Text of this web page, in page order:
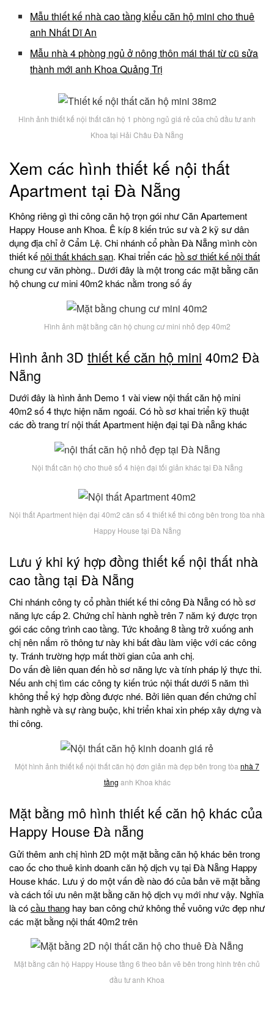
Mẫu thiết kế nhà cao tầng kiểu căn hộ mini cho thuê
anh Nhất Dĩ An
Mẫu nhà 4 phòng ngủ ở nông thôn mái thái từ cũ sửa
thành mới anh Khoa Quảng Trị
Hình ảnh thiết kế nội thất căn hộ 1 phòng ngủ giá rẻ của chủ đầu tư anh
Khoa tại Hải Châu Đà Nẵng
Xem các hình thiết kế nội thất
Apartment tại Đà Nẵng
Không riêng gì thi công căn hộ trọn gói như Căn Apartement
Happy House anh Khoa. Ê kíp 8 kiến trúc sư và 2 kỹ sư dân
dụng địa chỉ ở Cẩm Lệ. Chi nhánh cổ phần Đà Nẵng mình còn
thiết kế nội thất khách sạn. Khai triển các hồ sơ thiết kế nội thất
chung cư văn phòng.. Dưới đây là một trong các mặt bằng căn
hộ chung cư mini 40m2 khác nằm trong số ấy
Hình ảnh mặt bằng căn hộ chung cư mini nhỏ đẹp 40m2
Hình ảnh 3D thiết kế căn hộ mini 40m2 Đà
Nẵng
Dưới đây là hình ảnh Demo 1 vài view nội thất căn hộ mini
40m2 số 4 thực hiện năm ngoái. Có hồ sơ khai triển kỹ thuật
các đồ trang trí nội thất Apartment hiện đại tại Đà nẵng khác
Nội thất căn hộ cho thuê số 4 hiện đại tối giản khác tại Đà Nẵng
Nội thất Apartment hiện đại 40m2 căn số 4 thiết kế thi công bên trong tòa nhà
Happy House tại Đà Nẵng
Lưu ý khi ký hợp đồng thiết kế nội thất nhà
cao tầng tại Đà Nẵng
Chi nhánh công ty cổ phần thiết kế thi công Đà Nẵng có hồ sơ
năng lực cấp 2. Chứng chỉ hành nghề trên 7 năm ký được trọn
gói các công trình cao tầng. Tức khoảng 8 tầng trở xuống anh
chị nên nắm rõ thông tư này khi bất đầu làm việc với các công
ty. Tránh trường hợp mất thời gian của anh chị.
Do vấn đề liên quan đến hồ sơ năng lực và tính pháp lý thực thi.
Nếu anh chị tìm các công ty kiến trúc nội thất dưới 5 năm thì
không thể ký hợp đồng được nhé. Bởi liên quan đến chứng chỉ
hành nghề và sự ràng buộc, khi triển khai xin phép xây dựng và
thi công.
Một hình ảnh thiết kế nội thất căn hộ đơn giản mà đẹp bên trong tòa nhà 7
tầng anh Khoa khác
Mặt bằng mô hình thiết kế căn hộ khác của
Happy House Đà nẵng
Gửi thêm anh chị hình 2D một mặt bằng căn hộ khác bên trong
cao ốc cho thuê kinh doanh căn hộ dịch vụ tại Đà Nẵng Happy
House khác. Lưu ý do một vấn đề nào đó của bản vẽ mặt bằng
và cách tối ưu nên mặt bằng căn hộ dịch vụ mới như vậy. Nghĩa
là cócầu thang hay ban công chứ không thể vuông vức đẹp như
các mặt bằng nội thất 40m2 trên
Mặt bằng căn hộ Happy House tầng 6 theo bản vẽ bên trong hình trên chủ
đầu tư anh Khoa